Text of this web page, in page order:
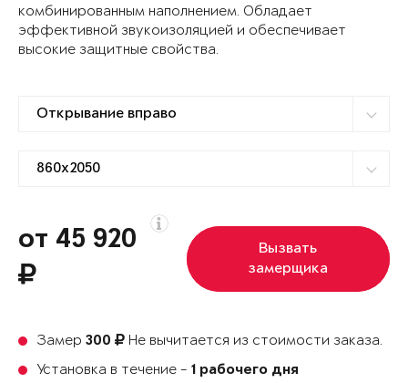
комбинированным наполнением. Обладает
эффективной звукоизоляцией и обеспечивает
высокие защитные свойства.
от 45 920
Вызвать
замерщика
Замер 300
Не вычитается из стоимости заказа.
Установка в течение - 1 рабочего дня